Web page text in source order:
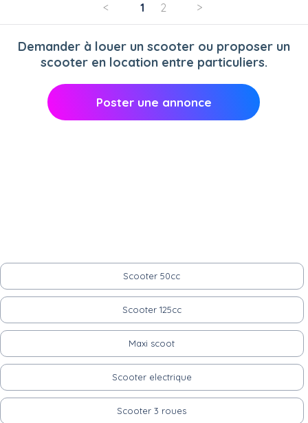
< 1 2 >
Demander à louer un scooter ou proposer un
scooter en location entre particuliers.
Poster une annonce
Scooter 50cc
Scooter 125cc
Maxi scoot
Scooter electrique
Scooter 3 roues